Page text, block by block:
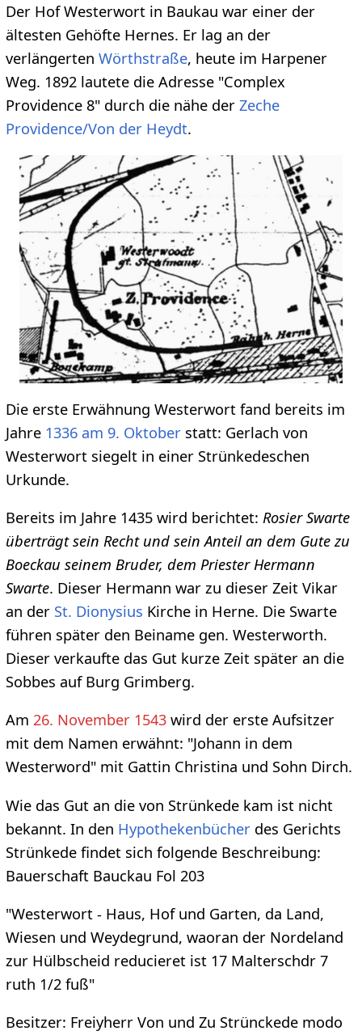
Der Hof Westerwort in Baukau war einer der
ältesten Gehöfte Hernes. Er lag an der
verlängerten Wörthstraße, heute im Harpener
Weg. 1892 lautete die Adresse "Complex
Providence 8" durch die nähe der Zeche
Providence/Von der Heydt.
Die erste Erwähnung Westerwort fand bereits im
Jahre 1336 am 9. Oktoberstatt: Gerlach von
Westerwort siegelt in einer Strünkedeschen
Urkunde.
Bereits im Jahre 1435 wird berichtet: Rosier Swarte
überträgt sein Recht und sein Anteil an dem Gute zu
Boeckau seinem Bruder, dem Priester Hermann
Swarte. Dieser Hermann war zu dieser Zeit Vikar
an der St. Dionysius Kirche in Herne. Die Swarte
führen später den Beiname gen. Westerworth.
Dieser verkaufte das Gut kurze Zeit später an die
Sobbes auf Burg Grimberg.
Am 26. November 1543wird der erste Aufsitzer
mit dem Namen erwähnt: "Johann in dem
Westerword" mit Gattin Christina und Sohn Dirch.
Wie das Gut an die von Strünkede kam ist nicht
bekannt. In den Hypothekenbücherdes Gerichts
Strünkede findet sich folgende Beschreibung:
Bauerschaft Bauckau Fol 203
"Westerwort - Haus, Hof und Garten, da Land,
Wiesen und Weydegrund, waoran der Nordeland
zur Hülbscheid reducieret ist 17 Malterschdr 7
ruth 1/2 fuß"
Besitzer: Freiyherr Von und Zu Strünckede modo